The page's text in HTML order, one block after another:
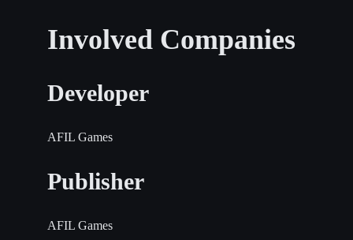
Involved Companies
Developer
AFIL Games
Publisher
AFIL Games